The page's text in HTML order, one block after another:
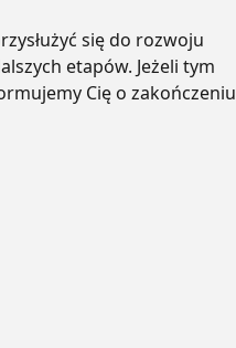
się do rozwoju
etapów. Jeżeli tym
Cię o zakończeniu